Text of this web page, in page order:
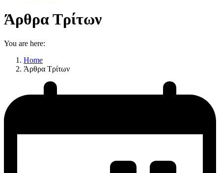
Άρθρα Τρίτων
You are here:
Home
Άρθρα Τρίτων